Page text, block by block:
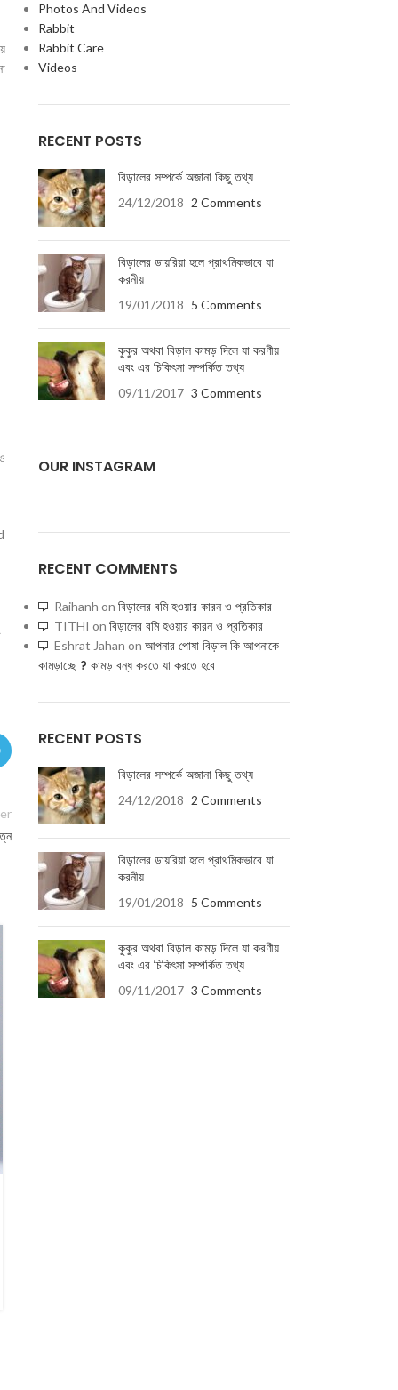
13
FEB
Photos And Videos
Rabbit
Rabbit Care
Videos
RECENT POSTS
বিড়ালের সম্পর্কে অজানা কিছু তথ্য
24/12/2018 2 Comments
বিড়ালের ডায়রিয়া হলে প্রাথমিকভাবে যা
করনীয়
19/01/2018 5 Comments
কুকুর অথবা বিড়াল কামড় দিলে যা করণীয়
এবং এর চিকিৎসা সম্পর্কিত তথ্য
09/11/2017 3 Comments
OUR INSTAGRAM
RECENT COMMENTS
Raihanh on বিড়ালের বমি হওয়ার কারন ও প্রতিকার
TITHI on বিড়ালের বমি হওয়ার কারন ও প্রতিকার
Eshrat Jahan on আপনার পোষা বিড়াল কি আপনাকে
কামড়াচ্ছে ? কামড় বন্ধ করতে যা করতে হবে
RECENT POSTS
বিড়ালের সম্পর্কে অজানা কিছু তথ্য
24/12/2018 2 Comments
বিড়ালের ডায়রিয়া হলে প্রাথমিকভাবে যা
করনীয়
19/01/2018 5 Comments
কুকুর অথবা বিড়াল কামড় দিলে যা করণীয়
এবং এর চিকিৎসা সম্পর্কিত তথ্য
09/11/2017 3 Comments